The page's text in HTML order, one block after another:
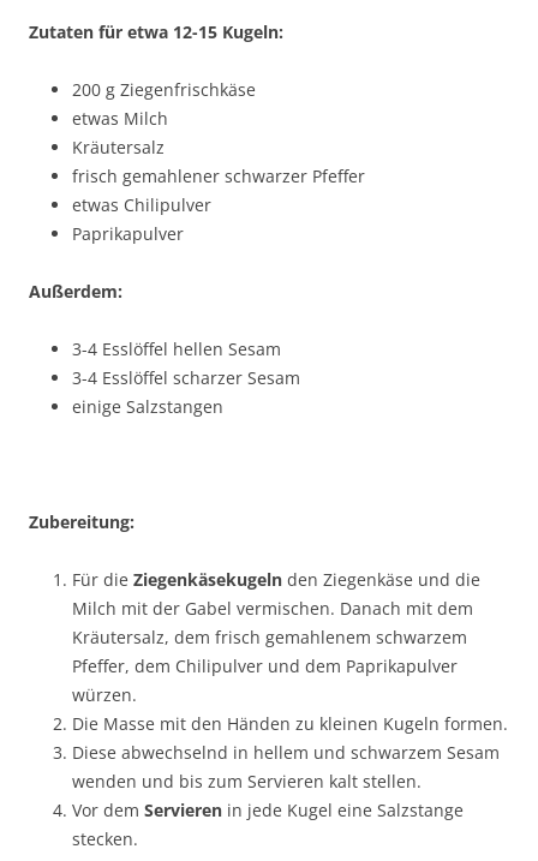
Zutaten für etwa 12-15 Kugeln:
200 g Ziegenfrischkäse
etwas Milch
Kräutersalz
frisch gemahlener schwarzer Pfeffer
etwas Chilipulver
Paprikapulver
Außerdem:
3-4 Esslöffel hellen Sesam
3-4 Esslöffel scharzer Sesam
einige Salzstangen
Zubereitung:
Für die Ziegenkäsekugeln den Ziegenkäse und die
Milch mit der Gabel vermischen. Danach mit dem
Kräutersalz, dem frisch gemahlenem schwarzem
Pfeffer, dem Chilipulver und dem Paprikapulver
würzen.
Die Masse mit den Händen zu kleinen Kugeln formen.
Diese abwechselnd in hellem und schwarzem Sesam
wenden und bis zum Servieren kalt stellen.
Vor dem Servieren in jede Kugel eine Salzstange
stecken.